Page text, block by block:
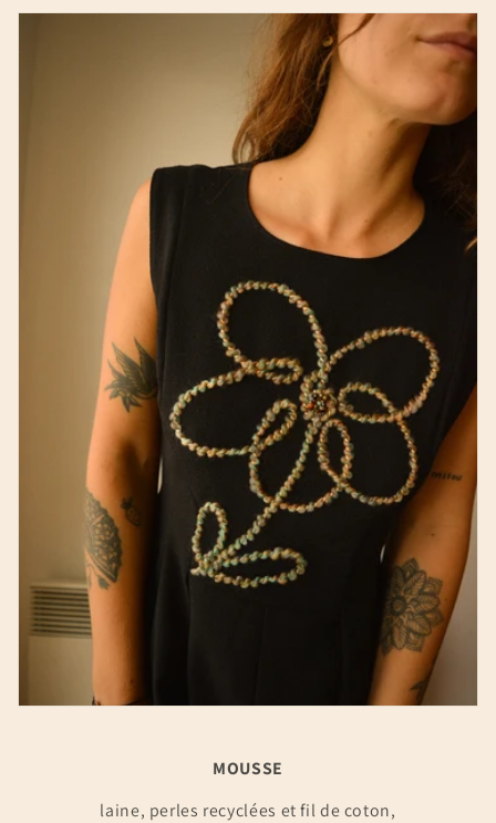
MOUSSE
laine, perles recyclées et fil de coton,